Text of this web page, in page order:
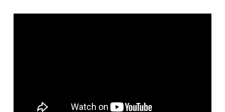
Pokora